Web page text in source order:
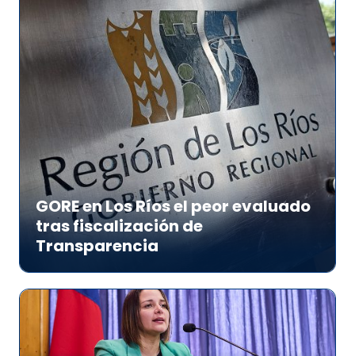
GORE en Los Ríos el peor evaluado
tras fiscalización de
Transparencia